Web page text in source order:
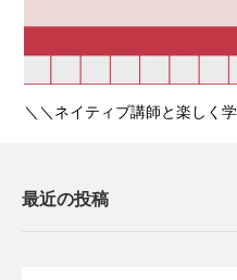
＼＼ネイティブ講師と楽しく
最近の投稿